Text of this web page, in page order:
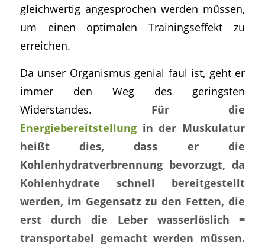
gleichwertig angesprochen werden müssen,
um einen optimalen Trainingseffekt zu
erreichen.
Da unser Organismus genial faul ist, geht er
immer den Weg des geringsten
Widerstandes. Für die
Energiebereitstellungin der Muskulatur
heißt dies, dass er die
Kohlenhydratverbrennung bevorzugt, da
Kohlenhydrate schnell bereitgestellt
werden, im Gegensatz zu den Fetten, die
erst durch die Leber wasserlöslich =
transportabel gemacht werden müssen.